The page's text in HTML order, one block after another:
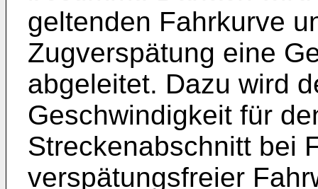
geltenden Fahrkurve
Zugverspätung eine
abgeleitet. Dazu wird
Geschwindigkeit für
Streckenabschnitt bei
verspätungsfreier